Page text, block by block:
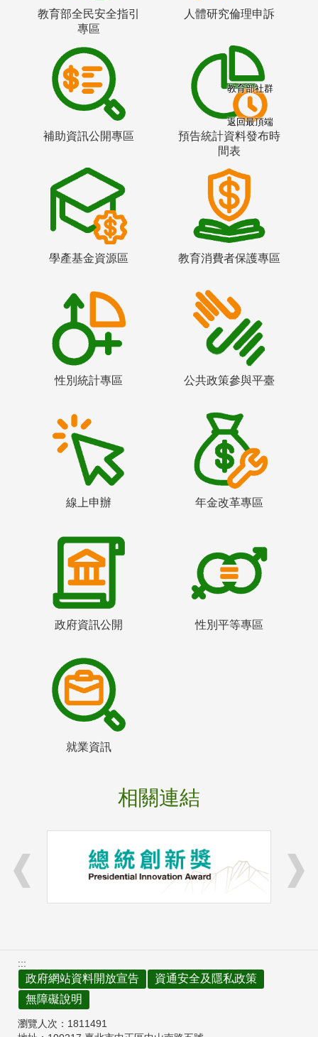
教育部全民安全指引
專區
人體研究倫理申訴
補助資訊公開專區
預告統計資料發布時
間表
學產基金資源區 教育消費者保護專區
性別統計專區 公共政策參與平臺
線上申辦 年金改革專區
政府資訊公開 性別平等專區
就業資訊
相關連結
教育部社群
返回最頂端
:::
政府網站資料開放宣告
資通安全及隱私政策
無障礙說明
瀏覽人次： 1811491